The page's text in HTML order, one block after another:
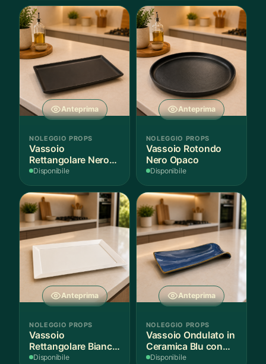
Anteprima
NOLEGGIO PROPS
Vassoio
Rettangolare Nero
Opaco
Disponibile
Anteprima
NOLEGGIO PROPS
Vassoio Rotondo
Nero Opaco
Disponibile
Anteprima
NOLEGGIO PROPS
Vassoio
Rettangolare Bianco
per Scenografie
Disponibile
Anteprima
NOLEGGIO PROPS
Vassoio Ondulato in
Ceramica Blu con
Bordo Dorato
Disponibile